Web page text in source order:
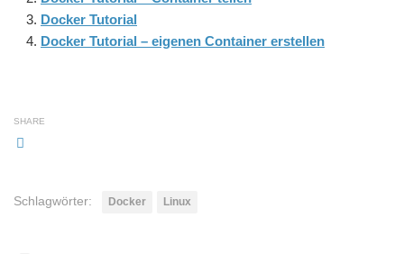
Docker Tutorial
Docker Tutorial – eigenen Container erstellen
SHARE
Schlagwörter: Docker Linux